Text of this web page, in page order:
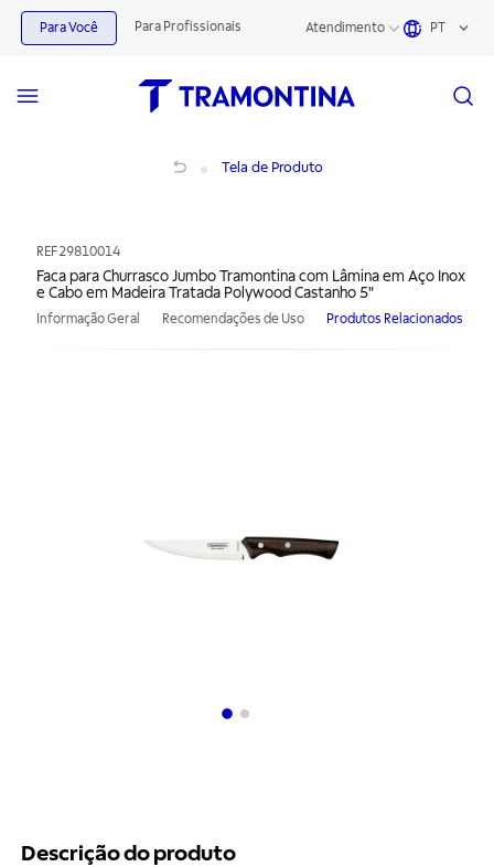
Para Você Para Profissionais Atendimento PT
Tela de Produto
REF29810014
Faca para Churrasco Jumbo Tramontina com Lâmina em Aço Inox
e Cabo em Madeira Tratada Polywood Castanho 5"
Informação Geral Recomendações de Uso Produtos Relacionados
Descrição do produto